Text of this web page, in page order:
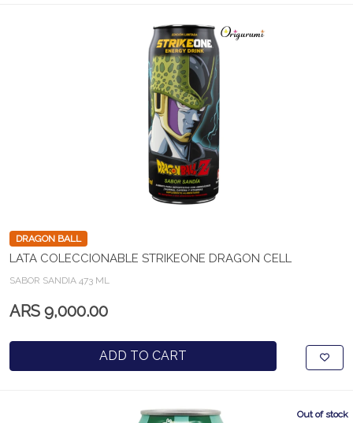
DRAGON BALL
LATA COLECCIONABLE STRIKEONE DRAGON CELL
SABOR SANDIA 473 ML
ARS 9,000.00
ADD TO CART
Out of stock